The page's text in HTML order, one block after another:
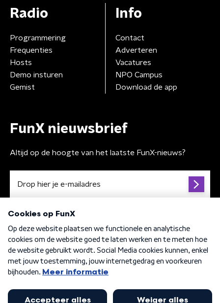
Radio
Programmering
Frequenties
Hosts
Demo insturen
Gemist
Info
Contact
Adverteren
Vacatures
NPO Campus
Download de app
FunX nieuwsbrief
Altijd op de hoogte van het laatste FunX-nieuws?
Algemene voorwaarden Privacybeleid